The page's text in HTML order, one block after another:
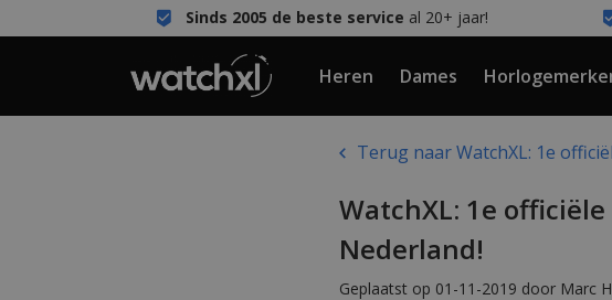
Sinds 2005 de beste service al 20+ jaar!
Heren Dames
Terug naar WatchXL: 1e
WatchXL: 1e
Nederland!
Geplaatst op 01-11-2019 door Marc